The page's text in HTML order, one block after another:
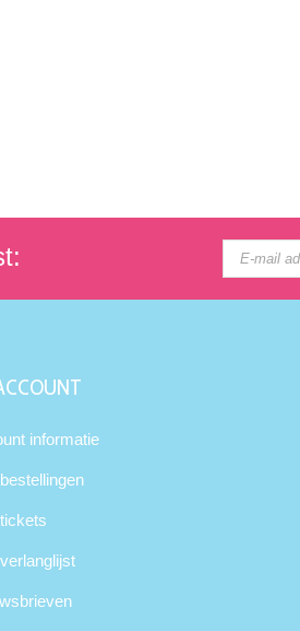
informatie